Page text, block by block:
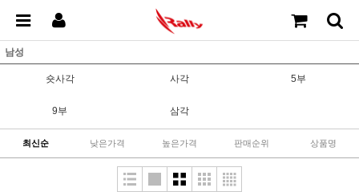
남성
숏사각 사각 5부
9부 삼각
최신순 낮은가격 높은가격 판매순위 상품명